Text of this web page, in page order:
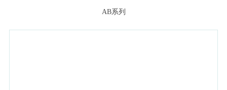
AB系列